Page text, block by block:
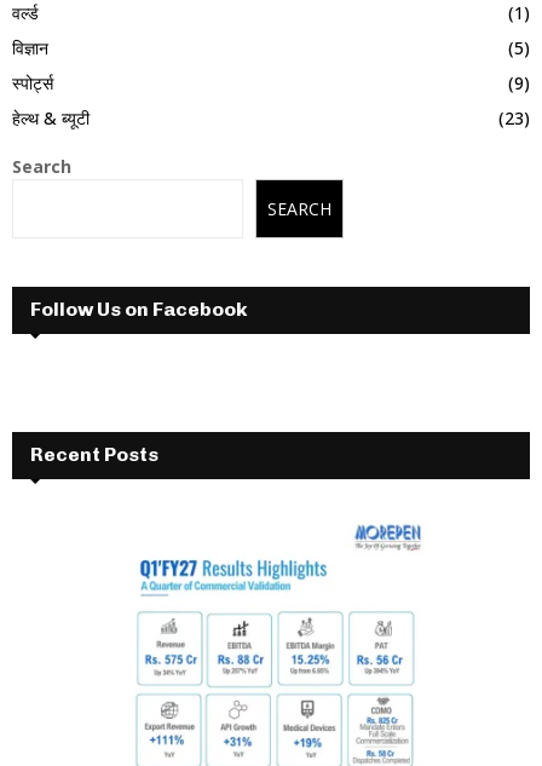
वर्ल्ड
(1)
विज्ञान
(5)
स्पोर्ट्स
(9)
हेल्थ & ब्यूटी
(23)
Search
SEARCH
Follow Us on Facebook
Recent Posts